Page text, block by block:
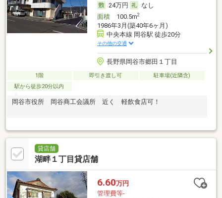
24万円
なし
面積100.5m2
1986年3月(築40年6ヶ月)
中央本線 岡谷駅 徒歩20分
その他の交通
長野県岡谷市郷田１丁目
1階 即引き渡し可
駐車場(近隣含)
駅から徒歩20分以内
岡谷市役所 岡谷商工会議所 近く 軽飲食店可！
貸店舗
湖畔１丁目貸店舗
6.60万円
管理費等-